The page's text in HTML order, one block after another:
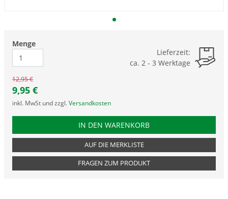
Menge
Lieferzeit:
ca. 2 - 3 Werktage
12,95 €
9,95 €
inkl. MwSt und zzgl. Versandkosten
PRODUKTNUMMER UPS
IN DEN WARENKORB
AUF DIE MERKLISTE
FRAGEN ZUM PRODUKT